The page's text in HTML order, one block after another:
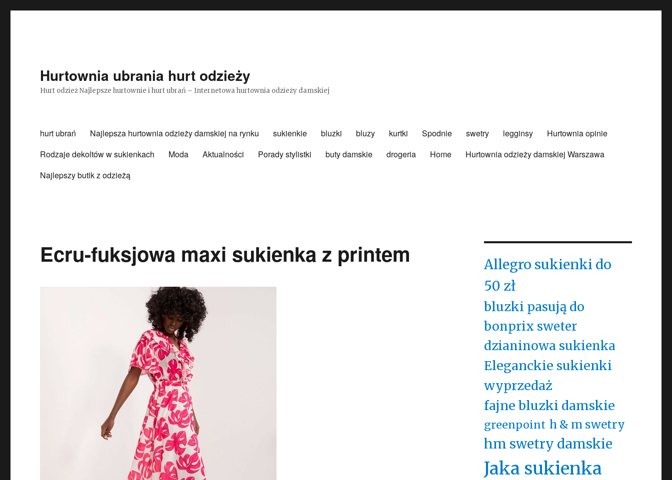
Hurtownia ubrania hurt odzieży
Hurt odzież Najlepsze hurtownie i hurt ubrań – Internetowa hurtownia odzieży damskiej
hurt ubrań Najlepsza hurtownia odzieży damskiej na rynku sukienkie bluzki bluzy kurtki Spodnie swetry legginsy
Hurtownia opinie
Rodzaje dekoltów w sukienkach
Moda Aktualności Porady stylistki buty damskie drogeria Home
Hurtownia odzieży damskiej Warszawa
Najlepszy butik z odzieżą
Ecru-fuksjowa maxi sukienka z printem
Allegro sukienki do
50 zł
bluzki pasują do
bonprix sweter
dzianinowa sukienka
Eleganckie sukienki
wyprzedaż
fajne bluzki damskie
greenpoint h & m swetry
hm swetry damskie
Jaka sukienka